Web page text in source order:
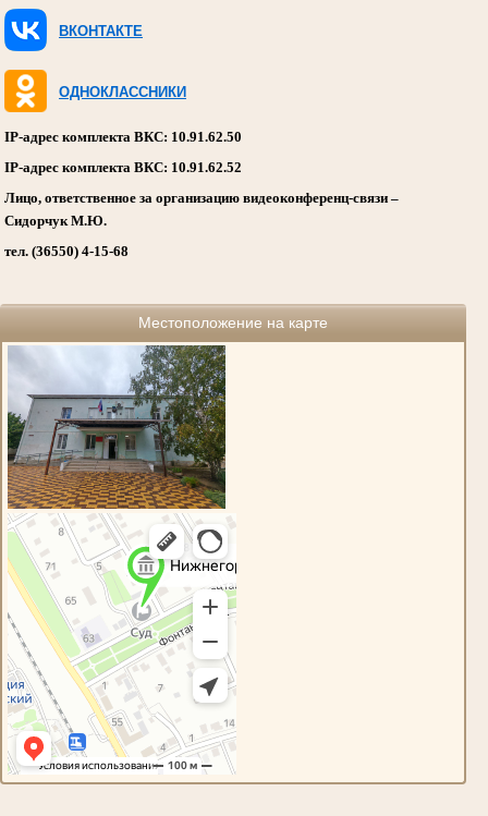
ВКОНТАКТЕ
ОДНОКЛАССНИКИ
IP-адрес комплекта ВКС: 10.91.62.50
IP-адрес комплекта ВКС: 10.91.62.52
Лицо, ответственное за организацию видеоконференц-связи –
Сидорчук М.Ю.
тел. (36550) 4-15-68
Местоположение на карте